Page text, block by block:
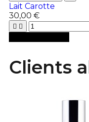
Lait Carotte
30,00 €
 
Clients